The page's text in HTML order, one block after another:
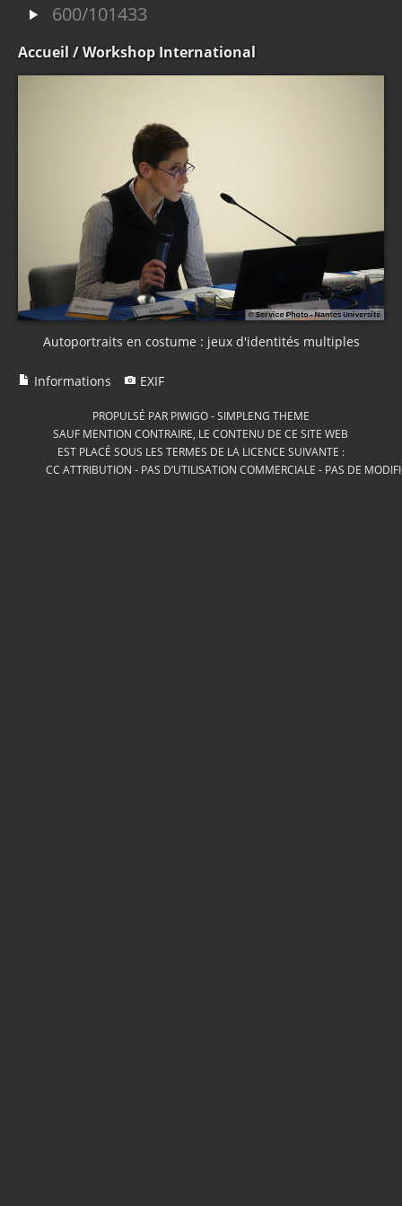
600/101433
Accueil / Workshop International
Autoportraits en costume : jeux d'identités multiples
Informations EXIF
PROPULSÉ PAR PIWIGO-SIMPLENG THEME
SAUF MENTION CONTRAIRE, LE CONTENU DE CE SITE WEB
EST PLACÉ SOUS LES TERMES DE LA LICENCE SUIVANTE :
CC ATTRIBUTION - PAS D’UTILISATION COMMERCIALE - PAS DE